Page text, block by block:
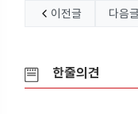
이전글 다음글
한줄의견